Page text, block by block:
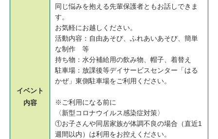
イベント
内容
同じ悩みを抱える先輩保護者ともお話しできま
す。
お気軽にお越しください。
活動内容：自由あそび、ふれあいあそび、簡単
な制作 等
持ち物：水分補給用の飲み物、帽子、着替え
駐車場：放課後等デイサービスセンター「はる
かぜ」東側駐車場をご利用ください。
※ご利用になる前に
〈新型コロナウイルス感染症対策〉
①お子さんや同居家族が体調不良の場合（直近1
週間以内）は利用をお控えください。